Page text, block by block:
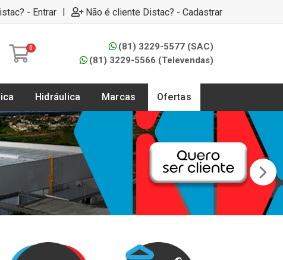
- Entrar | Não é cliente Distac? - Cadastrar
0
(81) 3229-5577 (SAC)
(81) 3229-5566 (Televendas)
Hidráulica Marcas Ofertas